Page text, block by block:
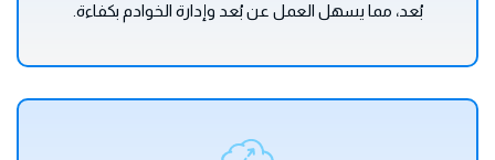
بُعد، مما يسهل العمل عن بُعد وإدارة الخوادم بكفاءة.